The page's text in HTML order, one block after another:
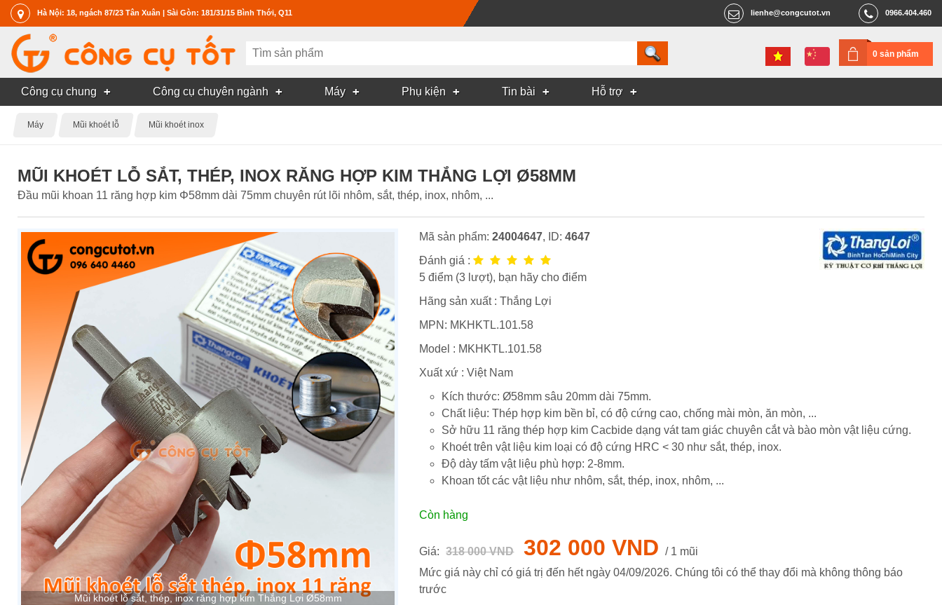
Hà Nội: 18, ngách 87/23 Tân Xuân | Sài Gòn: 181/31/15 Bình Thới, Q11 0966.404.460
lienhe@congcutot.vn
0 sản phẩm
Công cụ chung Công cụ chuyên ngành Máy Phụ kiện Tin bài Hỗ trợ
Máy Mũi khoét lỗ Mũi khoét inox
MŨI KHOÉT LỖ SẮT, THÉP, INOX RĂNG HỢP KIM THẮNG LỢI Ø58MM
Đầu mũi khoan 11 răng hợp kim Φ58mm dài 75mm chuyên rút lõi nhôm, sắt, thép, inox, nhôm, ...
Mũi khoét lỗ sắt, thép, inox răng hợp kim Thắng Lợi Ø58mm
Mã sản phẩm:24004647, ID:4647
Đánh giá :
5 điểm (3 lượt), bạn hãy cho điểm
Hãng sản xuất :Thắng Lợi
MPN: MKHKTL.101.58
Model : MKHKTL.101.58
Xuất xứ : Việt Nam
Kích thước: Ø58mm sâu 20mm dài 75mm.
Chất liệu: Thép hợp kim bền bỉ, có độ cứng cao, chống mài mòn, ăn mòn, ...
Sở hữu 11 răng thép hợp kim Cacbide dạng vát tam giác chuyên cắt và bào mòn vật liệu cứng.
Khoét trên vật liệu kim loại có độ cứng HRC < 30 như sắt, thép, inox.
Độ dày tấm vật liệu phù hợp: 2-8mm.
Khoan tốt các vật liệu như nhôm, sắt, thép, inox, nhôm, ...
Còn hàng
Giá: 318 000 VND 302 000 VND
/ 1 mũi
Mức giá này chỉ có giá trị đến hết ngày04/09/2026. Chúng tôi có thể thay đổi mà không thông báo
trước